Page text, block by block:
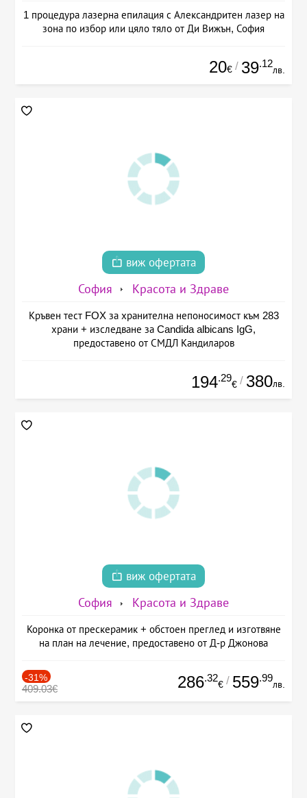
1 процедура лазерна епилация с Александритен лазер на
зона по избор или цяло тяло от Ди Вижън, София
20€ / 39.12
лв.
виж офертата
София Красота и Здраве
Кръвен тест FOX за хранителна непоносимост към 283
храни + изследване за Candida albicans IgG,
предоставено от СМДЛ Кандиларов
194.29
€ / 380лв.
виж офертата
София Красота и Здраве
Коронка от прескерамик + обстоен преглед и изготвяне
на план на лечение, предоставено от Д-р Джонова
-31%
409.03€ 286.32
€ / 559.99
лв.